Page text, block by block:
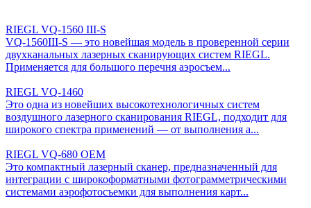
RIEGL VQ-1560 III-S
VQ-1560III-S — это новейшая модель в проверенной серии
двухканальных лазерных сканирующих систем RIEGL.
Применяется для большого перечня аэросъем...
RIEGL VQ-1460
Это одна из новейших высокотехнологичных систем
воздушного лазерного сканирования RIEGL, подходит для
широкого спектра применений — от выполнения а...
RIEGL VQ-680 OEM
Это компактный лазерный сканер, предназначенный для
интеграции с широкоформатными фотограмметрическими
системами аэрофотосъемки для выполнения карт...